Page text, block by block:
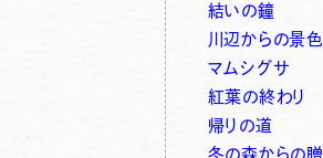
結いの鐘
川辺からの景色
マムシグサ
紅葉の終わり
帰りの道
冬の森からの